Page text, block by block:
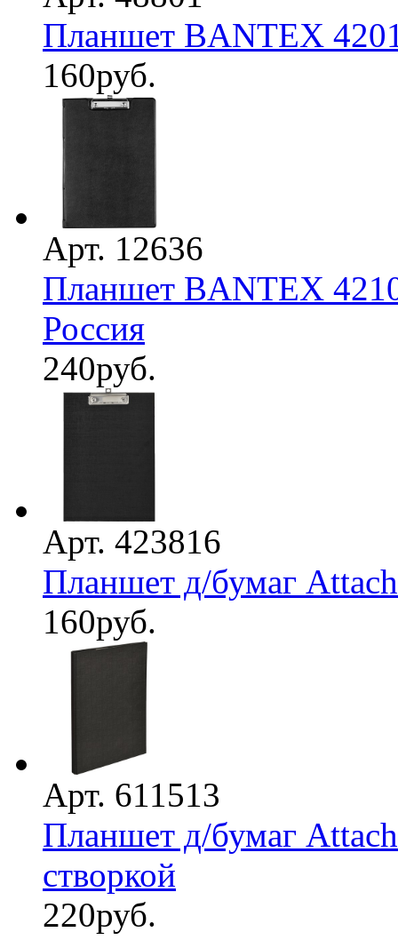
Планшет BANTEX
160руб.
Арт. 12636
Планшет BANTEX
Россия
240руб.
Арт. 423816
Планшет д/бумаг
160руб.
Арт. 611513
Планшет д/бумаг
створкой
220руб.